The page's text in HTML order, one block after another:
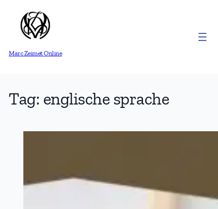
content
Marc Zeimet Online
Tag: englische sprache